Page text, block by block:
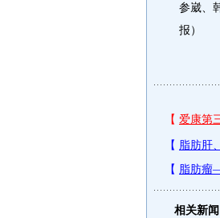
参崴、
报）
相关新闻